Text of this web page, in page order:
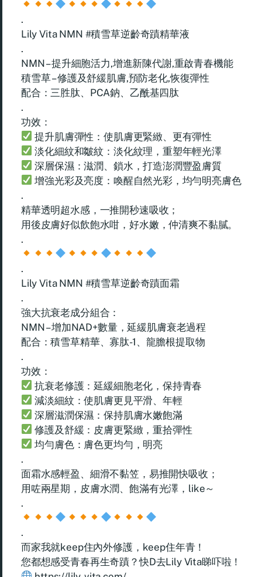
.
Lily Vita NMN #積雪草逆齡奇蹟精華液
.
NMN – 提升細胞活力,增進新陳代謝,重啟青春機能
積雪草 – 修護及舒緩肌膚,預防老化,恢復彈性
配合：三胜肽、PCA鈉、乙酰基四肽
.
功效：
提升肌膚彈性：使肌膚更緊緻、更有彈性
淡化細紋和皺紋：淡化紋理，重塑年輕光澤
深層保濕：滋潤、鎖水，打造澎潤豐盈膚質
增強光彩及亮度：喚醒自然光彩，均勻明亮膚色
.
精華透明超水感，一推開秒速吸收；
用後皮膚好似飲飽水咁，好水嫩，仲清爽不黏膩。
.
.
Lily Vita NMN #積雪草逆齡奇蹟面霜
.
強大抗衰老成分組合：
NMN – 增加NAD+數量，延緩肌膚衰老過程
配合：積雪草精華、寡肽-1、龍膽根提取物
.
功效：
抗衰老修護：延緩細胞老化，保持青春
減淡細紋：使肌膚更見平滑、年輕
深層滋潤保濕：保持肌膚水嫩飽滿
修護及舒緩：皮膚更緊緻，重拾彈性
均勻膚色：膚色更均勻，明亮
.
面霜水感輕盈、細滑不黏笠，易推開快吸收；
用咗兩星期，皮膚水潤、飽滿有光澤，like～
.
.
而家我就keep住內外修護，keep住年青！
您都想感受青春再生奇蹟？快D去Lily Vita睇吓啦！